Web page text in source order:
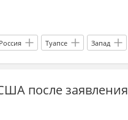
Россия Туапсе Запад
после заявления